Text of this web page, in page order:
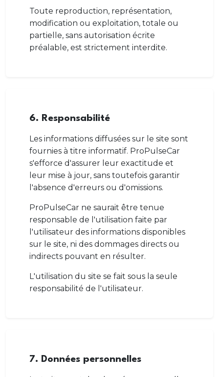
Toute reproduction, représentation,
modification ou exploitation, totale ou
partielle, sans autorisation écrite
préalable, est strictement interdite.
6. Responsabilité
Les informations diffusées sur le site sont
fournies à titre informatif. ProPulseCar
s'efforce d'assurer leur exactitude et
leur mise à jour, sans toutefois garantir
l'absence d'erreurs ou d'omissions.
ProPulseCar ne saurait être tenue
responsable de l'utilisation faite par
l'utilisateur des informations disponibles
sur le site, ni des dommages directs ou
indirects pouvant en résulter.
L'utilisation du site se fait sous la seule
responsabilité de l'utilisateur.
7. Données personnelles